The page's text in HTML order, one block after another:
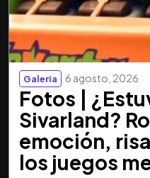
Galeria 6 agosto, 2026
Fotos |
Sivarland?
emoción,
los juegos